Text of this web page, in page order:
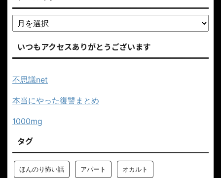
いつもアクセスありがとうございます
不思議net
本当にやった復讐まとめ
1000mg
タグ
ほんのり怖い話 アパート オカルト